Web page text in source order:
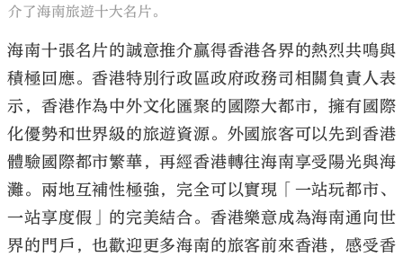
介了海南旅遊十大名片。
海南十張名片的誠意推介贏得香港各界的熱烈共鳴與
積極回應。香港特別行政區政府政務司相關負責人表
示，香港作為中外文化匯聚的國際大都市，擁有國際
化優勢和世界級的旅遊資源。外國旅客可以先到香港
體驗國際都市繁華，再經香港轉往海南享受陽光與海
灘。兩地互補性極強，完全可以實現「一站玩都市、
一站享度假」的完美結合。香港樂意成為海南通向世
界的門戶，也歡迎更多海南的旅客前來香港，感受香